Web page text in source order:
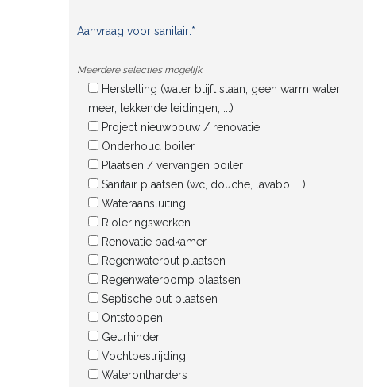
Aanvraag voor sanitair:*
Meerdere selecties mogelijk.
Herstelling (water blijft staan, geen warm water
meer, lekkende leidingen, ...)
Project nieuwbouw / renovatie
Onderhoud boiler
Plaatsen / vervangen boiler
Sanitair plaatsen (wc, douche, lavabo, ...)
Wateraansluiting
Rioleringswerken
Renovatie badkamer
Regenwaterput plaatsen
Regenwaterpomp plaatsen
Septische put plaatsen
Ontstoppen
Geurhinder
Vochtbestrijding
Waterontharders